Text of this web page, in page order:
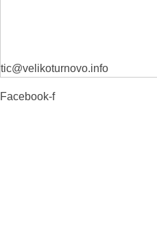
tic@velikoturnovo.info
Facebook-f